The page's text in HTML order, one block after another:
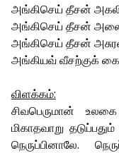
அங்கிசெய் தீசன்
அங்கிசெய் தீசன்
அங்கிசெய் தீசன்
அங்கியவ் வீசற்குக்
விளக்கம்:
சிவபெருமான்
மிகாதவாறு
நெருப்பினாலே.